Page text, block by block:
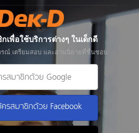
เพื่อใช้บริการต่างๆ ในเด็กดี
รณ์ เตรียมสอบ และอ่านนิยายที่ชื่นชอบ
สมาชิกด้วย Google
รสมาชิกด้วย Facebook